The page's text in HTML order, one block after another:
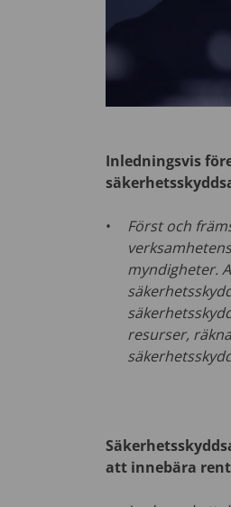
Inledningsvis
Först och
myndigheter.
resurser,
att innebära